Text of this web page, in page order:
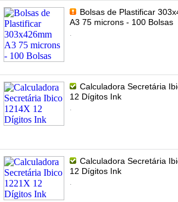
Bolsas de Plastificar
A3 75 microns - 100 Bolsas
.
Calculadora Secretária
12 Dígitos Ink
.
Calculadora Secretária
12 Dígitos Ink
.